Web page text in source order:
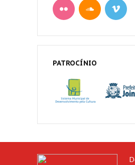
PATROCÍNIO